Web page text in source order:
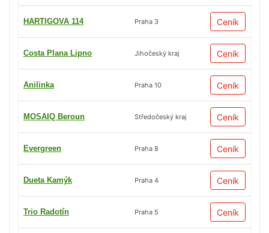
HARTIGOVA 114 Praha 3 Ceník
Costa Plana Lipno Jihočeský kraj Ceník
Anilinka Praha 10 Ceník
MOSAIQ Beroun Středočeský kraj Ceník
Evergreen Praha 8 Ceník
Dueta Kamýk Praha 4 Ceník
Trio Radotín Praha 5 Ceník